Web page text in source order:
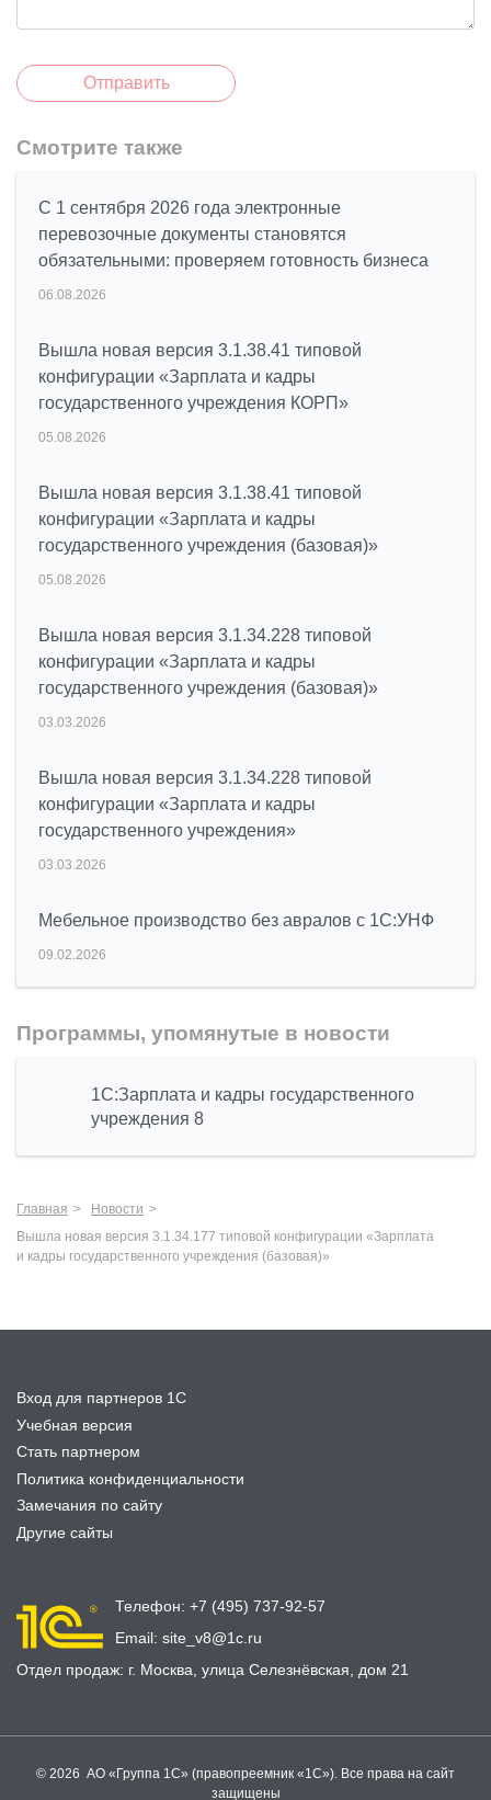
Отправить
Смотрите также
С 1 сентября 2026 года электронные
перевозочные документы становятся
обязательными: проверяем готовность бизнеса
06.08.2026
Вышла новая версия 3.1.38.41 типовой
конфигурации «Зарплата и кадры
государственного учреждения КОРП»
05.08.2026
Вышла новая версия 3.1.38.41 типовой
конфигурации «Зарплата и кадры
государственного учреждения (базовая)»
05.08.2026
Вышла новая версия 3.1.34.228 типовой
конфигурации «Зарплата и кадры
государственного учреждения (базовая)»
03.03.2026
Вышла новая версия 3.1.34.228 типовой
конфигурации «Зарплата и кадры
государственного учреждения»
03.03.2026
Мебельное производство без авралов с 1С:УНФ
09.02.2026
Программы, упомянутые в новости
1С:Зарплата и кадры государственного
учреждения 8
Главная
Новости
Вышла новая версия 3.1.34.177 типовой конфигурации «Зарплата
и кадры государственного учреждения (базовая)»
Вход для партнеров 1С
Учебная версия
Стать партнером
Политика конфиденциальности
Замечания по сайту
Другие сайты
Телефон: +7 (495) 737-92-57
Email: site_v8@1c.ru
Отдел продаж: г. Москва улица Селезнёвская, дом 21
© 2026 АО «Группа 1С» (правопреемник «1С»). Все права на сайт
защищены